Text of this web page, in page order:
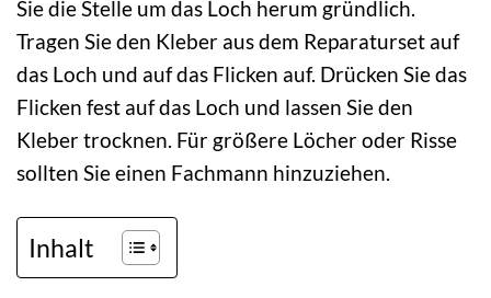
Sie die Stelle um das Loch herum gründlich.
Tragen Sie den Kleber aus dem Reparaturset auf
das Loch und auf das Flicken auf. Drücken Sie das
Flicken fest auf das Loch und lassen Sie den
Kleber trocknen. Für größere Löcher oder Risse
sollten Sie einen Fachmann hinzuziehen.
Inhalt